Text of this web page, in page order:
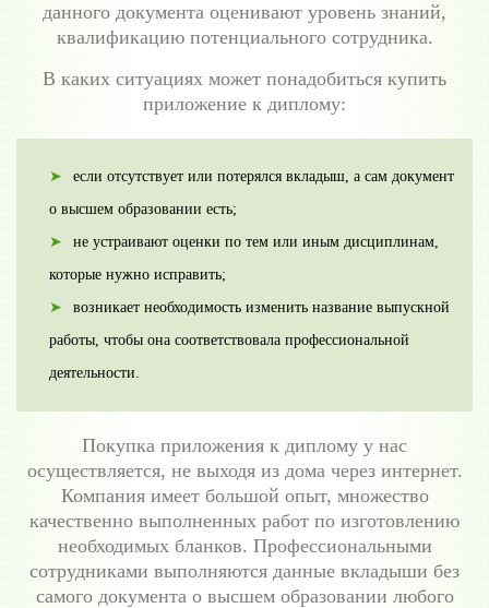
данного документа оценивают уровень знаний,
квалификацию потенциального сотрудника.
В каких ситуациях может понадобиться купить
приложение к диплому:
если отсутствует или потерялся вкладыш, а сам документ
о высшем образовании есть;
не устраивают оценки по тем или иным дисциплинам,
которые нужно исправить;
возникает необходимость изменить название выпускной
работы, чтобы она соответствовала профессиональной
деятельности.
Покупка приложения к диплому у нас
осуществляется, не выходя из дома через интернет.
Компания имеет большой опыт, множество
качественно выполненных работ по изготовлению
необходимых бланков. Профессиональными
сотрудниками выполняются данные вкладыши без
самого документа о высшем образовании любого